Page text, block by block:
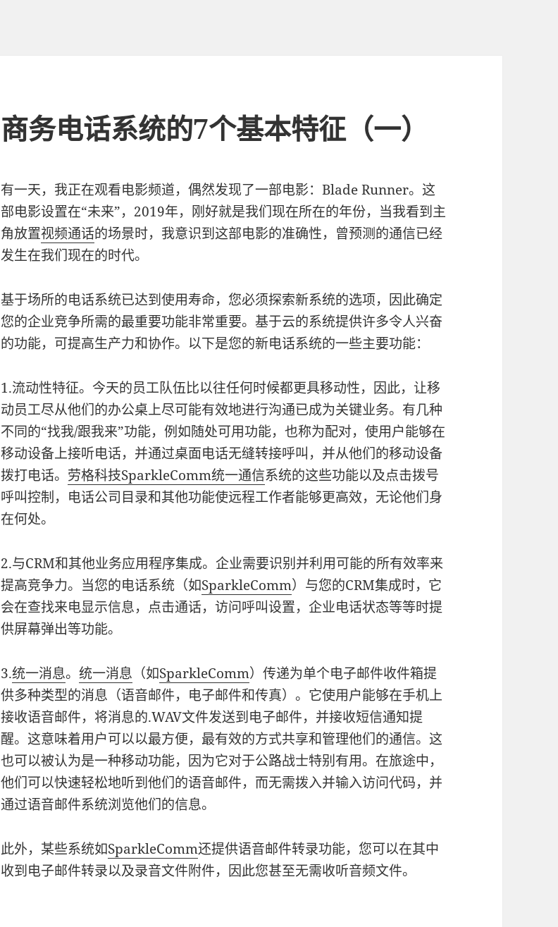
商务电话系统的7个基本特征（一）
有一天，我正在观看电影频道，偶然发现了一部电影：Blade Runner。这
部电影设置在“未来”，2019年，刚好就是我们现在所在的年份，当我看到主
角放置视频通话的场景时，我意识到这部电影的准确性，曾预测的通信已经
发生在我们现在的时代。
基于场所的电话系统已达到使用寿命，您必须探索新系统的选项，因此确定
您的企业竞争所需的最重要功能非常重要。基于云的系统提供许多令人兴奋
的功能，可提高生产力和协作。以下是您的新电话系统的一些主要功能：
1.流动性特征。今天的员工队伍比以往任何时候都更具移动性，因此，让移
动员工尽从他们的办公桌上尽可能有效地进行沟通已成为关键业务。有几种
不同的“找我/跟我来”功能，例如随处可用功能，也称为配对，使用户能够在
移动设备上接听电话，并通过桌面电话无缝转接呼叫，并从他们的移动设备
拨打电话。 劳格科技SparkleComm统一通信系统的这些功能以及点击拨号
呼叫控制，电话公司目录和其他功能使远程工作者能够更高效，无论他们身
在何处。
2.与CRM和其他业务应用程序集成。企业需要识别并利用可能的所有效率来
提高竞争力。当您的电话系统（如SparkleComm）与您的CRM集成时，它
会在查找来电显示信息，点击通话，访问呼叫设置，企业电话状态等等时提
供屏幕弹出等功能。
3.统一消息。统一消息 （如SparkleComm）传递为单个电子邮件收件箱提
供多种类型的消息（语音邮件，电子邮件和传真）。它使用户能够在手机上
接收语音邮件，将消息的.WAV文件发送到电子邮件，并接收短信通知提
醒。这意味着用户可以以最方便，最有效的方式共享和管理他们的通信。这
也可以被认为是一种移动功能，因为它对于公路战士特别有用。在旅途中，
他们可以快速轻松地听到他们的语音邮件，而无需拨入并输入访问代码，并
通过语音邮件系统浏览他们的信息。
此外，某些系统如SparkleComm还提供语音邮件转录功能，您可以在其中
收到电子邮件转录以及录音文件附件，因此您甚至无需收听音频文件。